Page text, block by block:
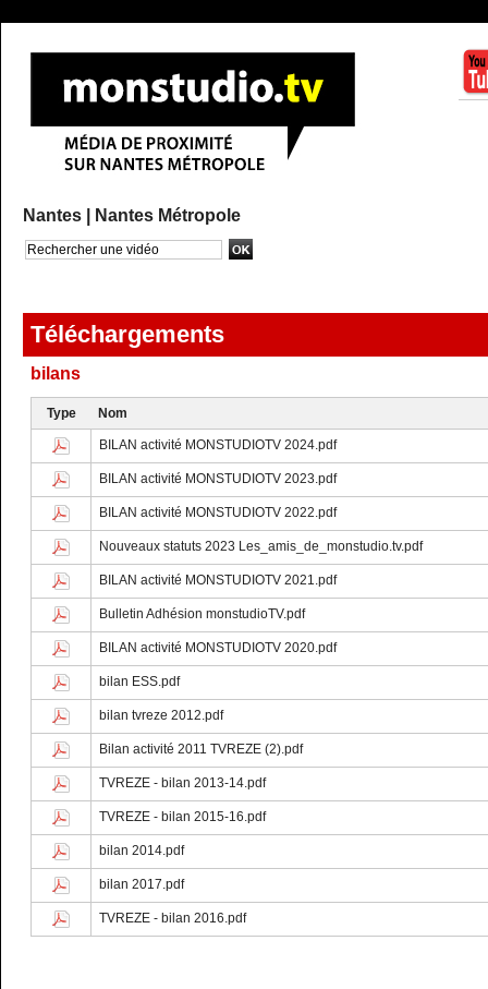
Nantes | Nantes Métropole
Téléchargements
bilans
Type Nom
BILAN activité MONSTUDIOTV 2024.pdf
BILAN activité MONSTUDIOTV 2023.pdf
BILAN activité MONSTUDIOTV 2022.pdf
Nouveaux statuts 2023 Les_amis_de_monstudio.tv.pdf
BILAN activité MONSTUDIOTV 2021.pdf
Bulletin Adhésion monstudioTV.pdf
BILAN activité MONSTUDIOTV 2020.pdf
bilan ESS.pdf
bilan tvreze 2012.pdf
Bilan activité 2011 TVREZE (2).pdf
TVREZE - bilan 2013-14.pdf
TVREZE - bilan 2015-16.pdf
bilan 2014.pdf
bilan 2017.pdf
TVREZE - bilan 2016.pdf